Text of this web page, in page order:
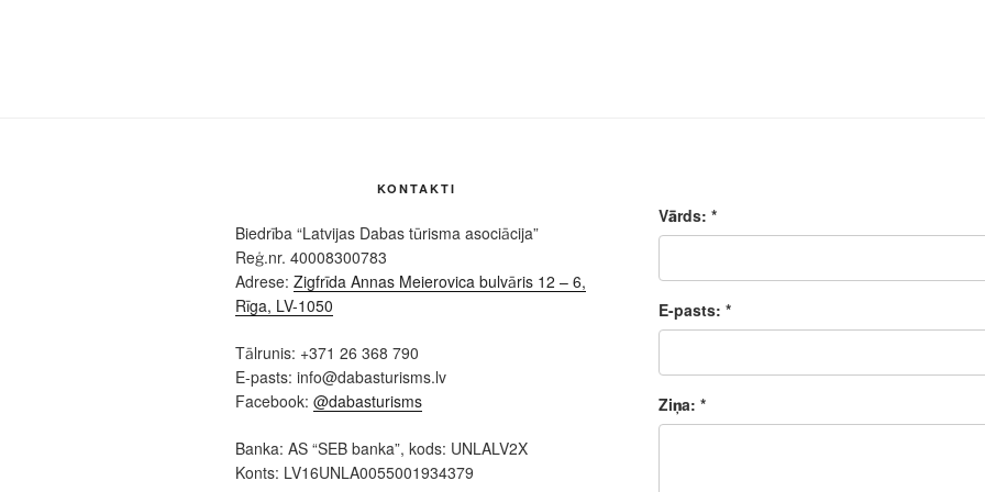
KONTAKTI
Biedrība “Latvijas Dabas tūrisma asociācija”
Reģ.nr. 40008300783
Adrese: Zigfrīda Annas Meierovica bulvāris 12 – 6,
Rīga, LV-1050
Tālrunis: +371 26 368 790
E-pasts: info@dabasturisms.lv
Facebook: @dabasturisms
Banka: AS “SEB banka”, kods: UNLALV2X
Konts: LV16UNLA0055001934379
Vārds: *
E-pasts: *
Ziņa: *